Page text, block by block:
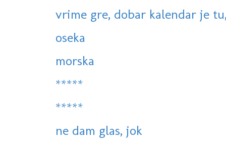
vrime gre, dobar kalendar je
oseka
morska
*****
*****
ne dam glas, jok